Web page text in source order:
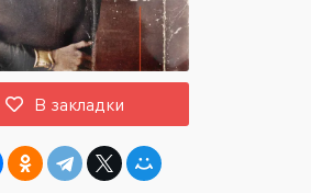
ВОЙТИ НА САЙТ
Восстановить пароль
войти через
В закладки